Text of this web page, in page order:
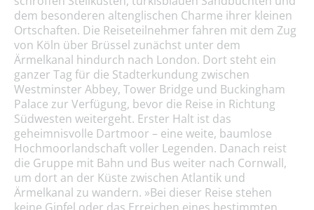
dem besonderen altenglischen Charme ihrer kleinen
Ortschaften. Die Reiseteilnehmer fahren mit dem Zug
von Köln über Brüssel zunächst unter dem
Ärmelkanal hindurch nach London. Dort steht ein
ganzer Tag für die Stadterkundung zwischen
Westminster Abbey, Tower Bridge und Buckingham
Palace zur Verfügung, bevor die Reise in Richtung
Südwesten weitergeht. Erster Halt ist das
geheimnisvolle Dartmoor – eine weite, baumlose
Hochmoorlandschaft voller Legenden. Danach reist
die Gruppe mit Bahn und Bus weiter nach Cornwall,
um dort an der Küste zwischen Atlantik und
Ärmelkanal zu wandern. »Bei dieser Reise stehen